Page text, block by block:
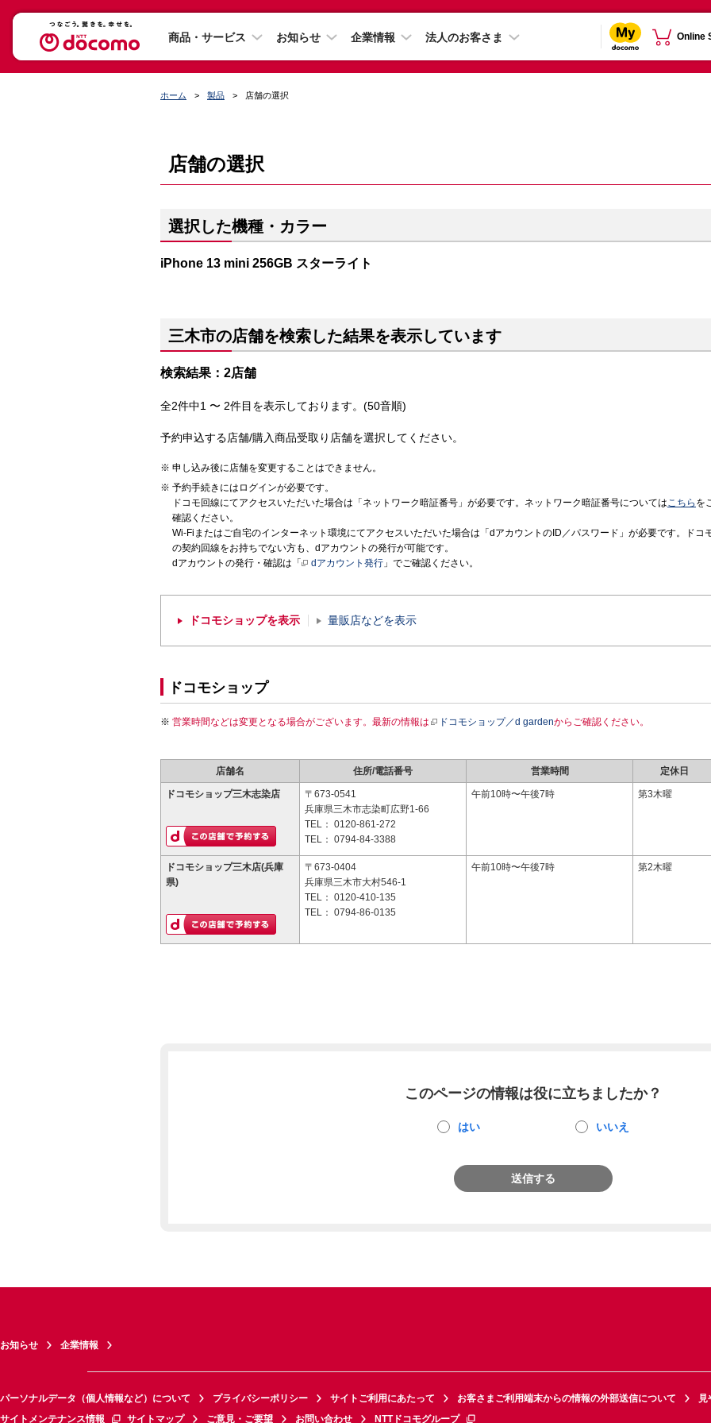
商品・サービス お知らせ 企業情報 法人のお客さま Online
ホーム 製品 店舗の選択
店舗の選択
選択した機種・カラー
iPhone 13 mini 256GB スターライト
三木市の店舗を検索した結果を表示しています
検索結果：2店舗
全2件中1 〜 2件目を表示しております。(50音順)
予約申込する店舗/購入商品受取り店舗を選択してください。
申し込み後に店舗を変更することはできません。
予約手続きにはログインが必要です。
ドコモ回線にてアクセスいただいた場合は「ネットワーク暗証番号」が必要です。ネットワーク暗証番号についてはこちら を
確認ください。
Wi-Fiまたはご自宅のインターネット環境にてアクセスいただいた場合は「dアカウントのID／パスワード」が必要です。ドコ
の契約回線をお持ちでない方も、dアカウントの発行が可能です。
dアカウントの発行・確認は「
dアカウント発行 」でご確認ください。
ドコモショップを表示 量販店などを表示
ドコモショップ
営業時間などは変更となる場合がございます。最新の情報は ドコモショップ／d gardenからご確認ください。
店舗名 住所/電話番号 営業時間 定休日
ドコモショップ三木志染店
〒673-0541
兵庫県三木市志染町広野1-66
TEL： 0120-861-272
TEL： 0794-84-3388
午前10時〜午後7時 第3木曜
ドコモショップ三木店(兵庫
県)
〒673-0404
兵庫県三木市大村546-1
TEL： 0120-410-135
TEL： 0794-86-0135
午前10時〜午後7時 第2木曜
このページの情報は役に立ちましたか？
はい いいえ
送信する
お知らせ 企業情報
パーソナルデータ（個人情報など）について プライバシーポリシー サイトご利用にあたって お客さまご利用端末からの情報の外部送信について
見
サイトメンテナンス情報
サイトマップ ご意見・ご要望 お問い合わせ NTTドコモグループ